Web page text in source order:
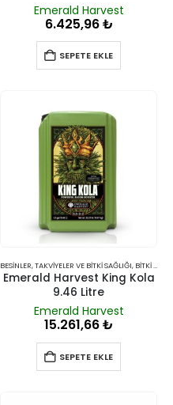
Emerald Harvest
6.425,96₺
SEPETE EKLE
BESINLER, TAKVIYELER VE BITKI SAĞLIĞI, BITKI BESINLERI VE TAKVIYELERI
Emerald Harvest King Kola
9.46 Litre
Emerald Harvest
15.261,66₺
SEPETE EKLE